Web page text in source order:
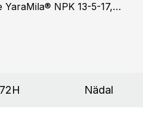
NPK 13-5-17,
72H Nädal